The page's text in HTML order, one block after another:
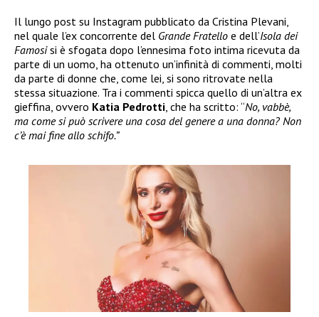
Il lungo post su Instagram pubblicato da Cristina Plevani,
nel quale l’ex concorrente del Grande Fratello e dell’Isola dei
Famosisi è sfogata dopo l’ennesima foto intima ricevuta da
parte di un uomo, ha ottenuto un’infinità di commenti, molti
da parte di donne che, come lei, si sono ritrovate nella
stessa situazione. Tra i commenti spicca quello di un’altra ex
gieffina, ovvero Katia Pedrotti, che ha scritto: “No, vabbè,
ma come si può scrivere una cosa del genere a una donna? Non
c’è mai fine allo schifo.”